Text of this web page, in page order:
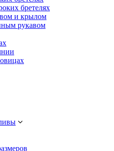
бретелях
и крылом
рукавом